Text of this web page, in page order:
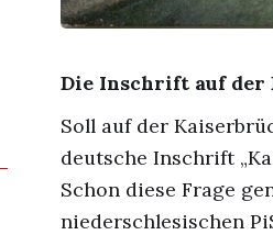
Die Inschrift auf der
Soll auf der
deutsche Inschrift
Schon diese Frage
niederschlesischen